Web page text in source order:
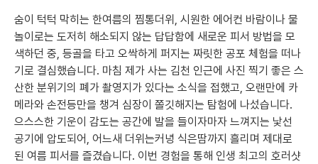
숨이 턱턱 막히는 한여름의 찜통더위, 시원한 에어컨 바람이나 물
놀이로는 도저히 해소되지 않는 답답함에 새로운 피서 방법을 모
색하던 중, 등골을 타고 오싹하게 퍼지는 짜릿한 공포 체험을 떠나
기로 결심했습니다. 마침 제가 사는 김천 인근에 사진 찍기 좋은 스
산한 분위기의 폐가 촬영지가 있다는 소식을 접했고, 오랜만에 카
메라와 손전등만을 챙겨 심장이 쫄깃해지는 탐험에 나섰습니다.
으스스한 기운이 감도는 공간에 발을 들이자마자 느껴지는 낯선
공기에 압도되어, 어느새 더위는커녕 식은땀까지 흘리며 제대로
된 여름 피서를 즐겼습니다. 이번 경험을 통해 인생 최고의 호러샷